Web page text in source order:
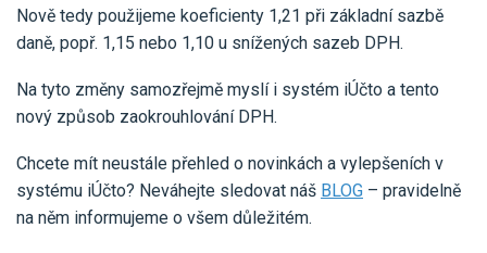
Nově tedy použijeme koeficienty 1,21 při základní sazbě
daně, popř. 1,15 nebo 1,10 u snížených sazeb DPH.
Na tyto změny samozřejmě myslí i systém iÚčto a tento
nový způsob zaokrouhlování DPH.
Chcete mít neustále přehled o novinkách a vylepšeních v
systému iÚčto? Neváhejte sledovat náš BLOG – pravidelně
na něm informujeme o všem důležitém.